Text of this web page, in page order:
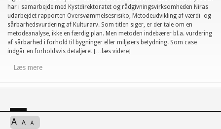
har i samarbejde med Kystdirektoratet og rådgivningsvirksomheden Niras
udarbejdet rapporten Oversvømmelsesrisiko, Metodeudvikling af værdi- og
sårbarhedsvurdering af Kulturarv. Som titlen siger, er der tale om en
metodeanalyse, ikke en færdig plan. Men metoden indebærer bl.a. vurdering
af sårbarhed i forhold til bygninger eller miljøers betydning. Som case
indgår en forholdsvis detaljeret […læs videre]
Læs mere
A A A